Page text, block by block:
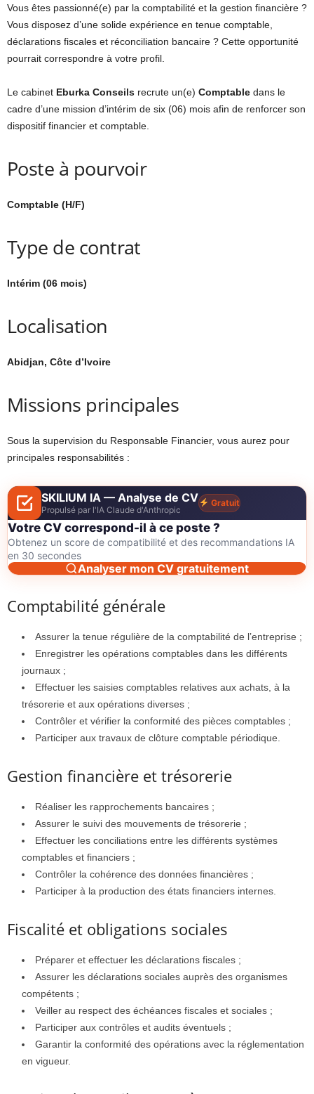
Vous êtes passionné(e) par la comptabilité et la gestion financière ?
Vous disposez d’une solide expérience en tenue comptable,
déclarations fiscales et réconciliation bancaire ? Cette opportunité
pourrait correspondre à votre profil.
Le cabinet Eburka Conseils recrute un(e) Comptable dans le
cadre d’une mission d’intérim de six (06) mois afin de renforcer son
dispositif financier et comptable.
Poste à pourvoir
Comptable (H/F)
Type de contrat
Intérim (06 mois)
Localisation
Abidjan, Côte d’Ivoire
Missions principales
Sous la supervision du Responsable Financier, vous aurez pour
principales responsabilités :
SKILIUM IA — Analyse de CV
Propulsé par l'IA Claude d'Anthropic
Gratuit
Votre CV correspond-il à ce poste ?
Obtenez un score de compatibilité et des recommandations IA
en 30 secondes
Analyser mon CV gratuitement
Comptabilité générale
Assurer la tenue régulière de la comptabilité de l’entreprise ;
Enregistrer les opérations comptables dans les différents
journaux ;
Effectuer les saisies comptables relatives aux achats, à la
trésorerie et aux opérations diverses ;
Contrôler et vérifier la conformité des pièces comptables ;
Participer aux travaux de clôture comptable périodique.
Gestion financière et trésorerie
Réaliser les rapprochements bancaires ;
Assurer le suivi des mouvements de trésorerie ;
Effectuer les conciliations entre les différents systèmes
comptables et financiers ;
Contrôler la cohérence des données financières ;
Participer à la production des états financiers internes.
Fiscalité et obligations sociales
Préparer et effectuer les déclarations fiscales ;
Assurer les déclarations sociales auprès des organismes
compétents ;
Veiller au respect des échéances fiscales et sociales ;
Participer aux contrôles et audits éventuels ;
Garantir la conformité des opérations avec la réglementation
en vigueur.